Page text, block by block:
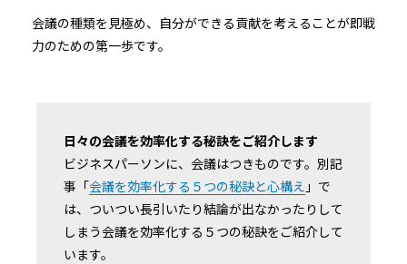
会議の種類を見極め、自分ができる貢献を考えることが即戦
力のための第一歩です。
日々の会議を効率化する秘訣をご紹介します
ビジネスパーソンに、会議はつきものです。別記
事「会議を効率化する５つの秘訣と心構え 」で
は、ついつい長引いたり結論が出なかったりして
しまう会議を効率化する５つの秘訣をご紹介して
います。